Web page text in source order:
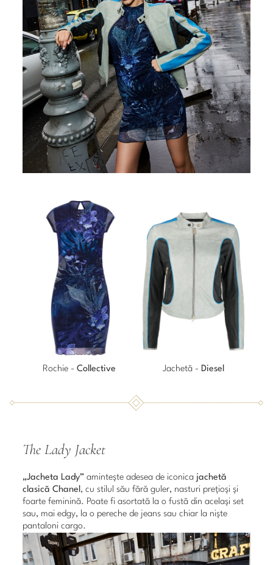
Rochie -Collective Jachetă -Diesel
The Lady Jacket
„Jacheta Lady”amintește adesea de iconica jachetă
clasică Chanel , cu stilul său fără guler, nasturi prețioși și
foarte feminină. Poate fi asortată la o fustă din același set
sau, mai edgy, la o pereche de jeans sau chiar la niște
pantaloni cargo.